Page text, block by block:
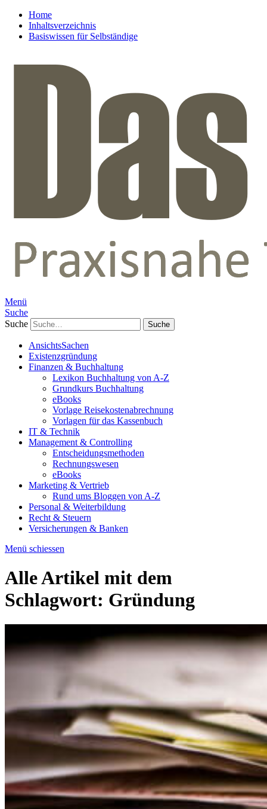
Home
Inhaltsverzeichnis
Basiswissen für Selbständige
Menü
Suche
Suche
AnsichtsSachen
Existenzgründung
Finanzen & Buchhaltung
Lexikon Buchhaltung von A-Z
Grundkurs Buchhaltung
eBooks
Vorlage Reisekostenabrechnung
Vorlagen für das Kassenbuch
IT & Technik
Management & Controlling
Entscheidungsmethoden
Rechnungswesen
eBooks
Marketing & Vertrieb
Rund ums Bloggen von A-Z
Personal & Weiterbildung
Recht & Steuern
Versicherungen & Banken
Menü schiessen
Alle Artikel mit dem
Schlagwort: Gründung